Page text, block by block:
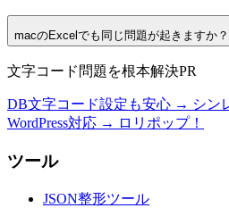
macのExcelでも同じ問題が起きますか？
文字コード問題を根本解決PR
DB文字コード設定も安心 → シン
WordPress対応 → ロリポップ！
ツール
JSON整形ツール